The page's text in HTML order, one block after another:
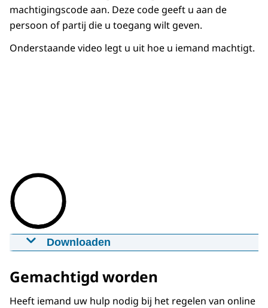
machtigingscode aan. Deze code geeft u aan de
persoon of partij die u toegang wilt geven.
Onderstaande video legt u uit hoe u iemand machtigt.
Downloaden
29-12-2020 mp4 16,5 MB
Download
Gemachtigd worden
Heeft iemand uw hulp nodig bij het regelen van online